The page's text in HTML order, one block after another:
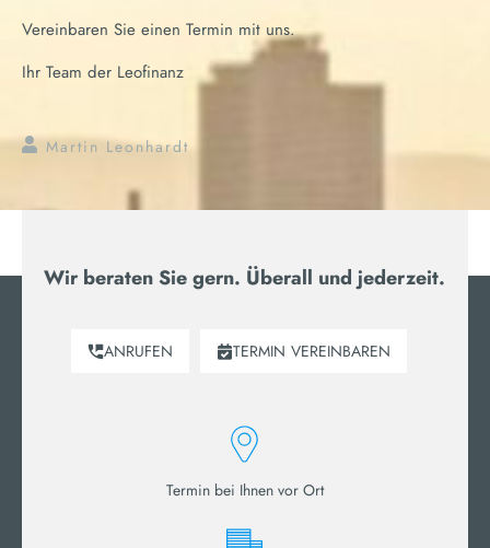
Vereinbaren Sie einen Termin mit uns.
Ihr Team der Leofinanz
Martin Leonhardt
Wir beraten Sie gern. Überall und jederzeit.
ANRUFEN TERMIN VEREINBAREN
Termin bei Ihnen vor Ort